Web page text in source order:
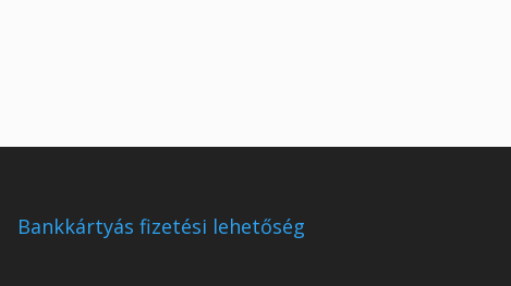
Bankkártyás fizetési lehetőség